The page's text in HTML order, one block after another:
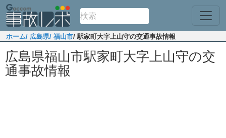
ホーム/ 広島県/ 福山市/ 駅家町大字上山守の交通事故情報
広島県福山市駅家町大字上山守の交
通事故情報